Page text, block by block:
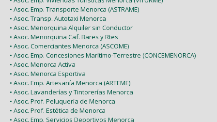
• Asoc. Emp. Transporte Menorca (ASTRAME)
• Asoc. Transp. Autotaxi Menorca
• Asoc. Menorquina Alquiler sin Conductor
• Asoc. Menorquina Caf. Bares y Rtes
• Asoc. Comerciantes Menorca (ASCOME)
• Asoc. Emp. Concesiones Marítimo-Terrestre (CONCEMENORCA)
• Asoc. Menorca Activa
• Asoc. Menorca Esportiva
• Asoc. Emp. Artesanía Menorca (ARTEME)
• Asoc. Lavanderías y Tintorerías Menorca
• Asoc. Prof. Peluquería de Menorca
• Asoc. Prof. Estética de Menorca
• Asoc. Emp. Servicios Deportivos Menorca